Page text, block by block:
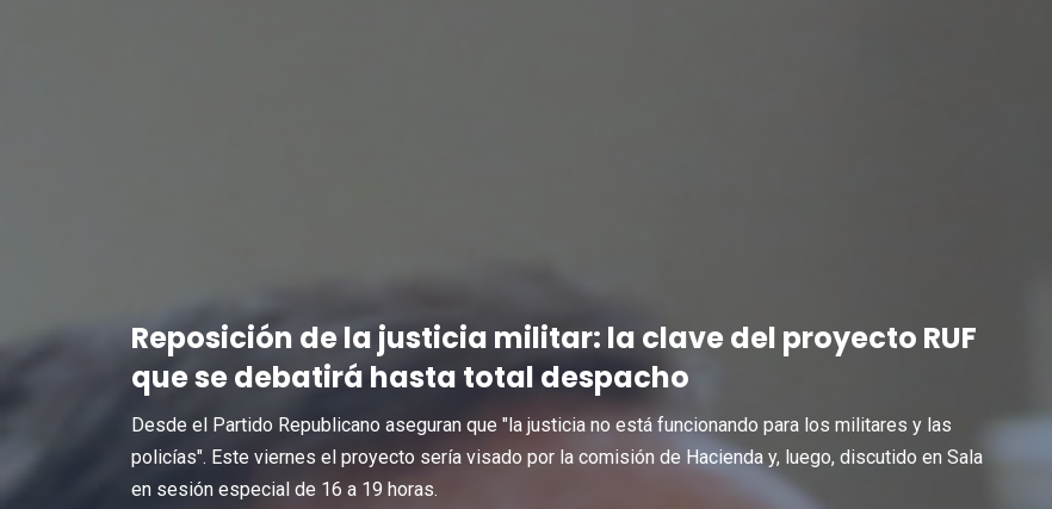
Reposición de la justicia militar: la clave del proyecto RUF
que se debatirá hasta total despacho
Desde el Partido Republicano aseguran que "la justicia no está funcionando para los militares y las
policías". Este viernes el proyecto sería visado por la comisión de Hacienda y, luego, discutido en Sala
en sesión especial de 16 a 19 horas.